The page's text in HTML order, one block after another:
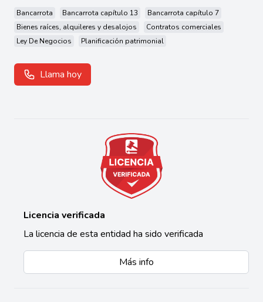
Bancarrota Bancarrota capítulo 13
Bancarrota capítulo 7
Bienes raíces, alquileres y desalojos
Contratos comerciales
Ley De Negocios
Planificación patrimonial
Llama hoy
Licencia verificada
La licencia de esta entidad ha sido verificada
Más info